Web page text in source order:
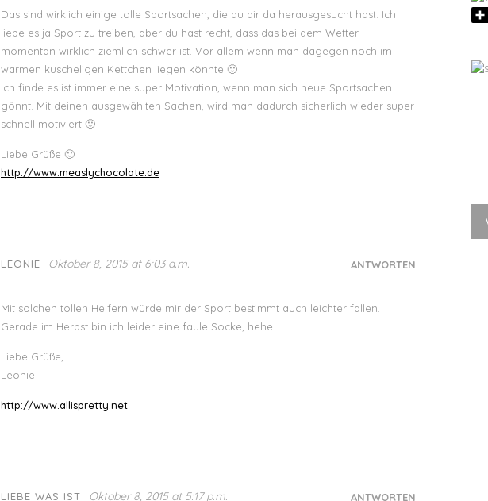
Das sind wirklich einige tolle Sportsachen, die du dir da herausgesucht hast. Ich
liebe es ja Sport zu treiben, aber du hast recht, dass das bei dem Wetter
momentan wirklich ziemlich schwer ist. Vor allem wenn man dagegen noch im
warmen kuscheligen Kettchen liegen könnte 🙂
Ich finde es ist immer eine super Motivation, wenn man sich neue Sportsachen
gönnt. Mit deinen ausgewählten Sachen, wird man dadurch sicherlich wieder super
schnell motiviert 🙂
Liebe Grüße 🙂
http://www.measlychocolate.de
LEONIE Oktober 8, 2015 at 6:03 a.m. ANTWORTEN
Mit solchen tollen Helfern würde mir der Sport bestimmt auch leichter fallen.
Gerade im Herbst bin ich leider eine faule Socke, hehe.
Liebe Grüße,
Leonie
http://www.allispretty.net
LIEBE WAS IST Oktober 8, 2015 at 5:17 p.m. ANTWORTEN